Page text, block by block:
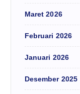
Maret 2026
Februari 2026
Januari 2026
Desember 2025